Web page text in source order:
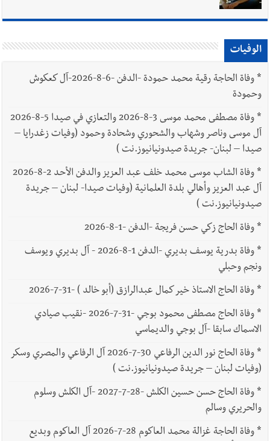
الوفيات
*
وفاة الحاجة رقية محمد حمودة -الدفن -6-8-2026-آل كعكوش
وحمودة
*
وفاة مصطفى محمد موسى 3-8-2026 والتعازي في صيدا 5-8-2026
آل موسى وناصر وشهاب والشحوري وشحادة وحمود (وفيات زغدرايا –
صيدا – لبنان- جريدة صيدونيانيوز.نت )
*
وفاة الشاب موسى محمد خلف عبد العزيز والدفن الأحد 2-8-2026
آل عبد العزيز وأهالي بلدة العلمانية (وفيات صيدا- لبنان – جريدة
صيدونيانيوز.نت )
*وفاة الحاج زكي حسن فريجة -الدفن -1-8-2026
*
وفاة بدرية يوسف بديري -الدفن 1-8-2026 - آل بديري ويوسف
ونجم وحبلي
*وفاة الحاج الاستاذ خير كمال عبدالرازق (أبو خالد ) -31-7-2026
*
وفاة الحاج مصطفى محمود بوجي -31-7-2026 -نقيب صيادي
الاسماك سابقا -آل بوجي والديماسي
*
وفاة الحاج نور الدين الرفاعي 30-7-2026 آل الرفاعي والمصري وسكر
(وفيات لبنان – جريدة صيدونيانيوز.نت )
*
وفاة الحاج حسن حسين الكلش -28-7-2027 -آل الكلش وسلوم
والحريري وسالم
*
وفاة الحاجة غزالة محمد العاكوم 28-7-2026 آل العاكوم وبديع